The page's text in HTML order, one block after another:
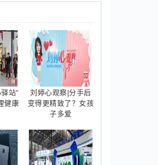
站”
健康
刘婷心观察|分手后
变得更精致了？女孩
子多爱